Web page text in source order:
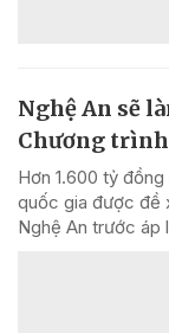
Nghệ An sẽ
Chương
Hơn 1.600 tỷ
quốc gia được đề
Nghệ An trước áp